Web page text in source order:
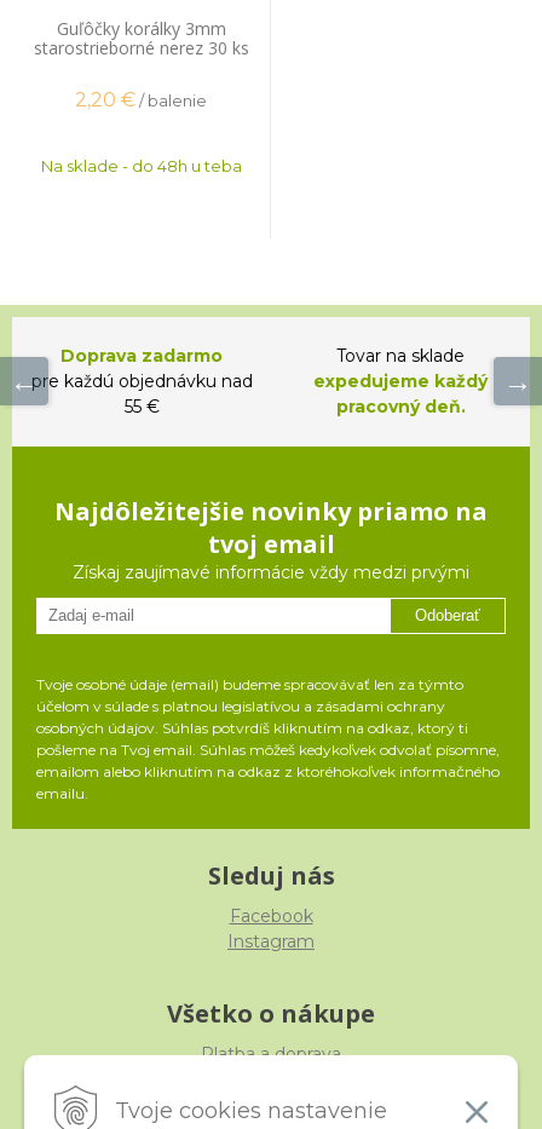
Tvoje cookies nastavenie
Guľôčky korálky 3mm
starostrieborné nerez 30 ks
2,20 €/ balenie
Na sklade - do 48h u teba
Doprava zadarmo
pre každú objednávku nad
55 €
Tovar na sklade
expedujeme každý
pracovný deň.
Najdôležitejšie novinky priamo na
tvoj email
Získaj zaujímavé informácie vždy medzi prvými
Odoberať
Tvoje osobné údaje (email) budeme spracovávať len za týmto
účelom v súlade s platnou legislatívou a zásadami ochrany
osobných údajov. Súhlas potvrdíš kliknutím na odkaz, ktorý ti
pošleme na Tvoj email. Súhlas môžeš kedykoľvek odvolať písomne,
emailom alebo kliknutím na odkaz z ktoréhokoľvek informačného
emailu.
Sleduj nás
Facebook
Instagram
Všetko o nákupe
Platba a doprava
Obchodné podmienky